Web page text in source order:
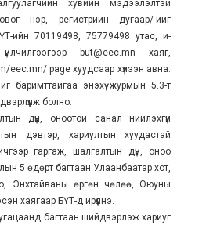
хувийн мэдээлэлтэй
нэр, регистрийн дугаар/-ийг
ийн 70119498, 75779498 утас, и-
but@eec.mn хаяг,
eec.mn/ page хуудсаар хүлээн авна.
баримттайгаа энэхүү журмын 5.3-т
болно.
дүн, оноотой санал нийлэхгүй
дэвтэр, хариултын хуудастай
гаргаж, шалгалтын дүн, оноо
5 өдөрт багтаан Улаанбаатар хот,
Энхтайваны өргөн чөлөө, Оюуны
хаягаар БҮТ-д ирүүлнэ.
багтаан шийдвэрлэж хариуг